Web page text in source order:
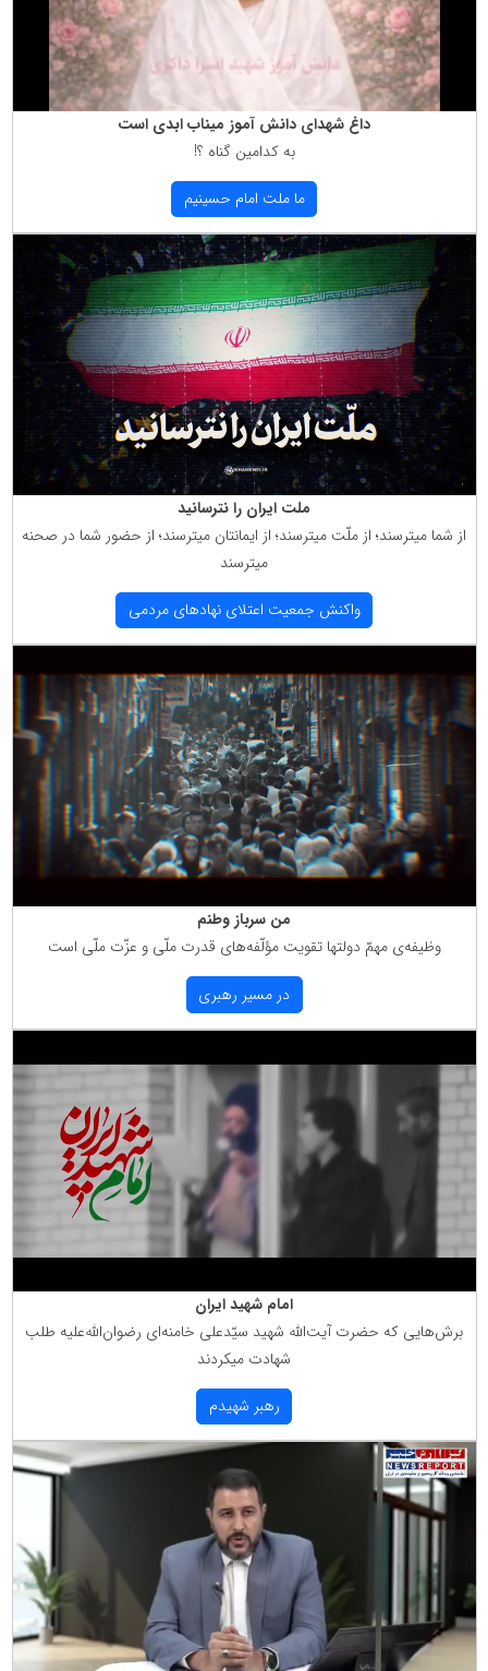
داغ شهدای دانش آموز میناب ابدی است
به كدامین گناه ؟!
ما ملت امام حسینیم
ملت ایران را نترسانید
از شما میترسند؛ از ملّت میترسند؛ از ایمانتان میترسند؛ از حضور شما در صحنه
میترسند
واكنش جمعیت اعتلای نهادهای مردمی
من سرباز وطنم
وظیفه‌ی مهمّ دولتها تقویت مؤلّفه‌های قدرت ملّی و عزّت ملّی است
در مسیر رهبری
امام شهید ایران
برش‌هایی كه حضرت آیت‌الله شهید سیّدعلی خامنه‌ای رضوان‌الله‌علیه طلب
شهادت میكردند
رهبر شهیدم